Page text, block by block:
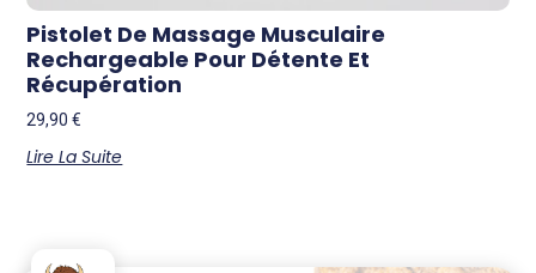
Pistolet De Massage Musculaire
Rechargeable Pour Détente Et
Récupération
29,90€
Lire La Suite